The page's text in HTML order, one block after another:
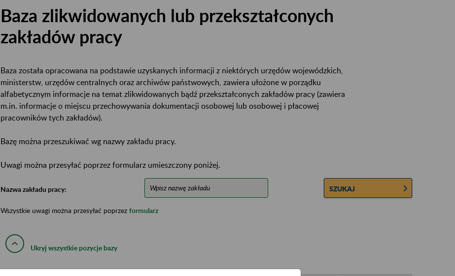
Baza zlikwidowanych lub przekształconych
zakładów pracy
Baza została opracowana na podstawie uzyskanych informacji z niektórych urzędów wojewódzkich,
ministerstw, urzędów centralnych oraz archiwów państwowych, zawiera ułożone w porządku
alfabetycznym informacje na temat zlikwidowanych bądź przekształconych zakładów pracy (zawiera
m.in. informacje o miejscu przechowywania dokumentacji osobowej lub osobowej i płacowej
pracowników tych zakładów).
Bazę można przeszukiwać wg nazwy zakładu pracy.
Uwagi można przesyłać poprzez formularz umieszczony poniżej.
Nazwa zakładu pracy: SZUKAJ
Wszystkie uwagi można przesyłać poprzez formularz
Ukryj wszystkie pozycje bazy